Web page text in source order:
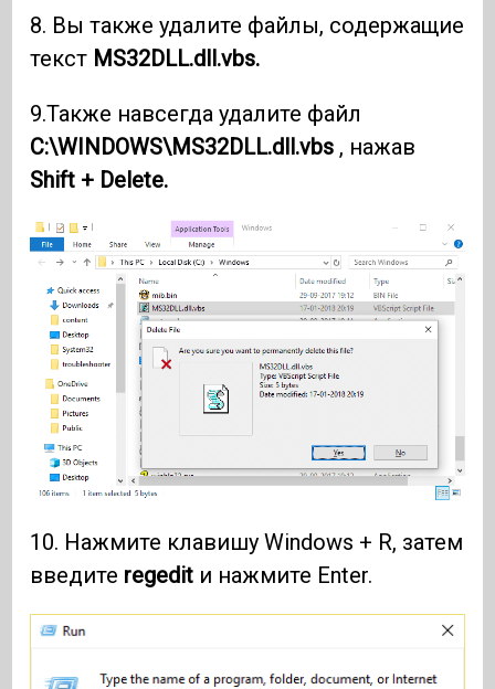
8. Вы также удалите файлы, содержащие
текст MS32DLL.dll.vbs.
9.Также навсегда удалите файл
C:\WINDOWS\MS32DLL.dll.vbs , нажав
Shift + Delete.
10. Нажмите клавишу Windows + R, затем
введите regedit и нажмите Enter.